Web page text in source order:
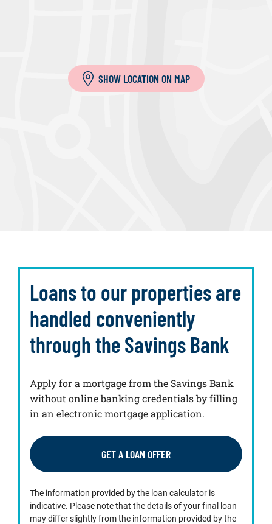
SHOW LOCATION ON MAP
Loans to our properties are
handled conveniently
through the Savings Bank
Apply for a mortgage from the Savings Bank
without online banking credentials by filling
in an electronic mortgage application.
GET A LOAN OFFER
The information provided by the loan calculator is
indicative. Please note that the details of your final loan
may differ slightly from the information provided by the